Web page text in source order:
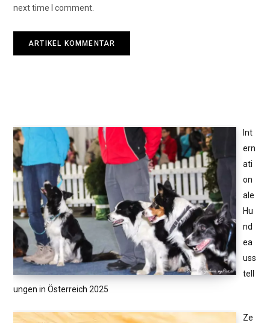
next time I comment.
Int
ern
ati
on
ale
Hu
nd
ea
uss
tell
ungen in Österreich 2025
Ze